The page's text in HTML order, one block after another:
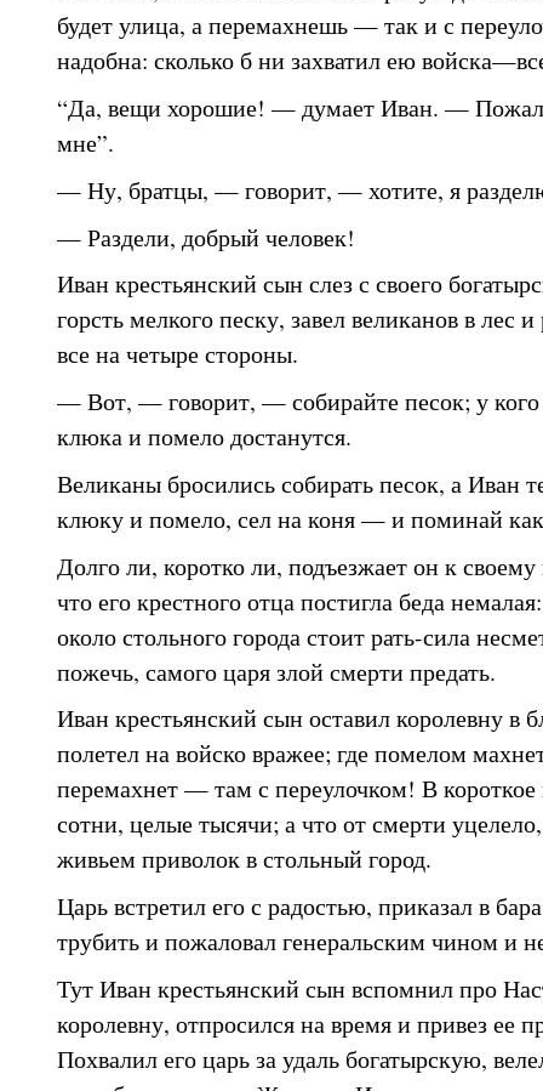
будет улица, а перемахнешь — так и с
надобна: сколько б ни захватил ею
“Да, вещи хорошие! — думает Иван. —
мне”.
— Ну, братцы, — говорит, — хотите, я
— Раздели, добрый человек!
Иван крестьянский сын слез с своего
горсть мелкого песку, завел великанов в лес
все на четыре стороны.
— Вот, — говорит, — собирайте песок; у кого
клюка и помело достанутся.
Великаны бросились собирать песок, а Иван
клюку и помело, сел на коня — и поминай
Долго ли, коротко ли, подъезжает он к своему
что его крестного отца постигла беда
около стольного города стоит рать-сила
пожечь, самого царя злой смерти предать.
Иван крестьянский сын оставил королевну в
полетел на войско вражее; где помелом
перемахнет — там с переулочком! В
сотни, целые тысячи; а что от смерти
живьем приволок в стольный город.
Царь встретил его с радостью, приказал в
трубить и пожаловал генеральским чином и
Тут Иван крестьянский сын вспомнил про
королевну, отпросился на время и привез ее
Похвалил его царь за удаль богатырскую,